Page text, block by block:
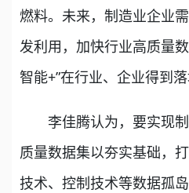
燃料。未来，制造业企业
发利用，加快行业高质量
智能+”在行业、企业得到落
李佳腾认为，要实现制
质量数据集以夯实基础，
技术、控制技术等数据孤